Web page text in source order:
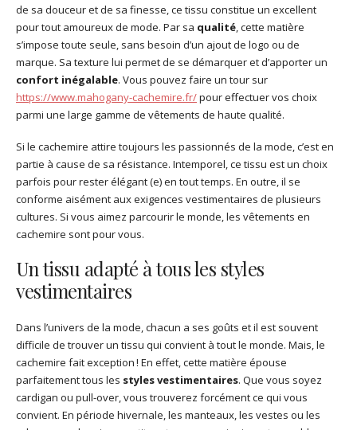
de sa douceur et de sa finesse, ce tissu constitue un excellent
pour tout amoureux de mode. Par sa qualité, cette matière
s’impose toute seule, sans besoin d’un ajout de logo ou de
marque. Sa texture lui permet de se démarquer et d’apporter un
confort inégalable. Vous pouvez faire un tour sur
https://www.mahogany-cachemire.fr/pour effectuer vos choix
parmi une large gamme de vêtements de haute qualité.
Si le cachemire attire toujours les passionnés de la mode, c’est en
partie à cause de sa résistance. Intemporel, ce tissu est un choix
parfois pour rester élégant (e) en tout temps. En outre, il se
conforme aisément aux exigences vestimentaires de plusieurs
cultures. Si vous aimez parcourir le monde, les vêtements en
cachemire sont pour vous.
Un tissu adapté à tous les styles
vestimentaires
Dans l’univers de la mode, chacun a ses goûts et il est souvent
difficile de trouver un tissu qui convient à tout le monde. Mais, le
cachemire fait exception ! En effet, cette matière épouse
parfaitement tous les styles vestimentaires. Que vous soyez
cardigan ou pull-over, vous trouverez forcément ce qui vous
convient. En période hivernale, les manteaux, les vestes ou les